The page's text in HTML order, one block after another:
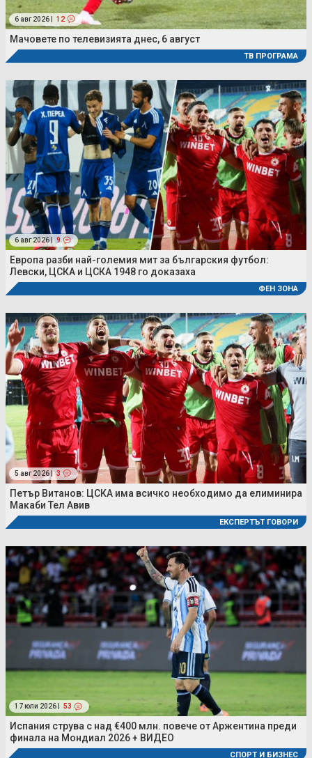
6 авг 2026 | 12
Мачовете по телевизията днес, 6 август
ТВ ПРОГРАМА
6 авг 2026 | 9
Европа разби най-големия мит за българския футбол:
Левски, ЦСКА и ЦСКА 1948 го доказаха
ФЕН ЗОНА
5 авг 2026 | 3
Петър Витанов: ЦСКА има всичко необходимо да елиминира
Макаби Тел Авив
ЕКСПЕРТЪТ ГОВОРИ
17 юли 2026 | 53
Испания струва с над €400 млн. повече от Аржентина преди
финала на Мондиал 2026 + ВИДЕО
СПОРТ И БИЗНЕС